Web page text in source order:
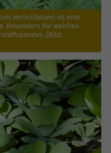
verticillatum) ist eine
Besonders für weiches
(Bild: